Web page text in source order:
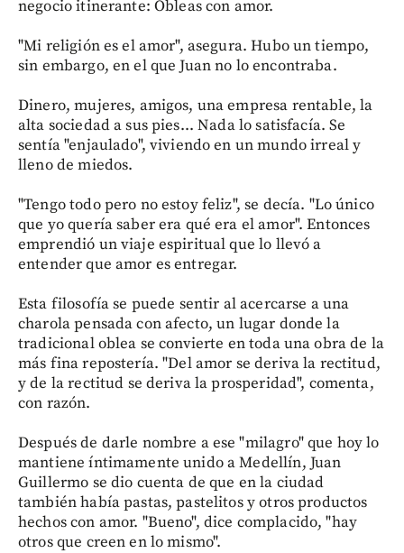
negocio itinerante: Obleas con amor.
"Mi religión es el amor", asegura. Hubo un tiempo,
sin embargo, en el que Juan no lo encontraba.
Dinero, mujeres, amigos, una empresa rentable, la
alta sociedad a sus pies... Nada lo satisfacía. Se
sentía "enjaulado", viviendo en un mundo irreal y
lleno de miedos.
"Tengo todo pero no estoy feliz", se decía. "Lo único
que yo quería saber era qué era el amor". Entonces
emprendió un viaje espiritual que lo llevó a
entender que amor es entregar.
Esta filosofía se puede sentir al acercarse a una
charola pensada con afecto, un lugar donde la
tradicional oblea se convierte en toda una obra de la
más fina repostería. "Del amor se deriva la rectitud,
y de la rectitud se deriva la prosperidad", comenta,
con razón.
Después de darle nombre a ese "milagro" que hoy lo
mantiene íntimamente unido a Medellín, Juan
Guillermo se dio cuenta de que en la ciudad
también había pastas, pastelitos y otros productos
hechos con amor. "Bueno", dice complacido, "hay
otros que creen en lo mismo".